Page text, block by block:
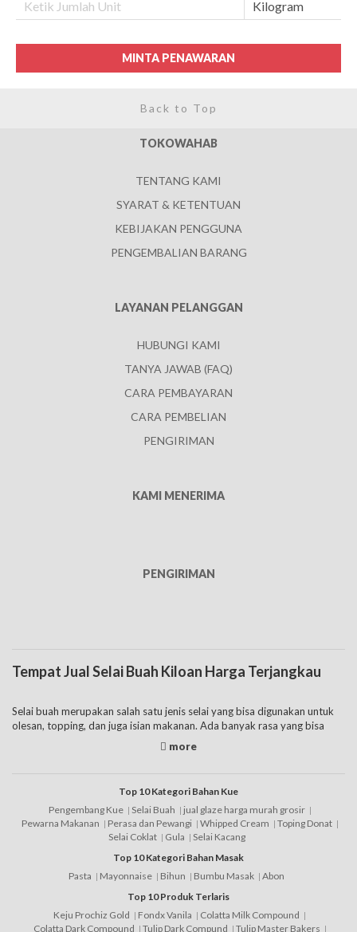
MINTA PENAWARAN
Back to Top
TOKOWAHAB
TENTANG KAMI
SYARAT & KETENTUAN
KEBIJAKAN PENGGUNA
PENGEMBALIAN BARANG
LAYANAN PELANGGAN
HUBUNGI KAMI
TANYA JAWAB (FAQ)
CARA PEMBAYARAN
CARA PEMBELIAN
PENGIRIMAN
KAMI MENERIMA
PENGIRIMAN
Tempat Jual Selai Buah Kiloan Harga Terjangkau
Selai buah merupakan salah satu jenis selai yang bisa digunakan untuk
olesan, topping, dan juga isian makanan. Ada banyak rasa yang bisa
dipilih sesuai selera dan kebutuhan mulai dari selai pisang, selai mangga,
selai nanas
Pada selai dan jenis lainnya mempunyai kandungan gula. Sehingga
hindari untuk mengonsumsinya dalam jumlah yang banyak. Bagi yang
dengan kandungan rendah gula. Jenis tersebut mempunyai cara
membuat selai buah dengan proses pembuatan selai yang lebih alami
dan rendah gula. Sehingga bagi yang sedang diet tetapi bisa
menggunakan selai agar roti lebih enak. Akan tetapi jenis ini tentunya
mempunyai harga selai buah yang lebih mahal dibandingkan selai buah
Top 10 Kategori Bahan Kue
Pengembang Kue
Selai Buah
jual glaze harga murah grosir
Pewarna Makanan
Perasa dan Pewangi Whipped Cream
Toping Donat
Selai Coklat
Gula
Selai Kacang
Top 10 Kategori Bahan Masak
Pasta
Mayonnaise Bihun Bumbu Masak
Abon
Top 10 Produk Terlaris
Keju Prochiz Gold
Fondx Vanila
Colatta Milk Compound
Colatta Dark Compound
Tulip Dark Compund Tulip Master Bakers